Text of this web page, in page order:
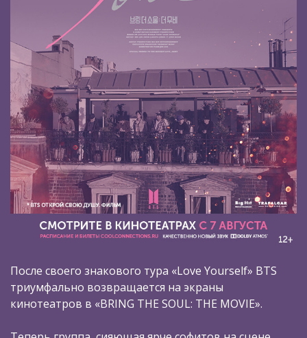
После своего знакового тура «Love Yourself» BTS
триумфально возвращается на экраны
кинотеатров в «BRING THE SOUL: THE MOVIE».